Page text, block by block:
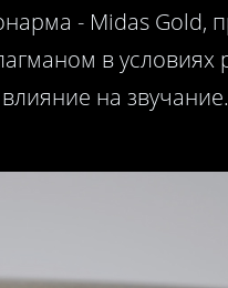
- Midas Gold,
в условиях
на звучание.